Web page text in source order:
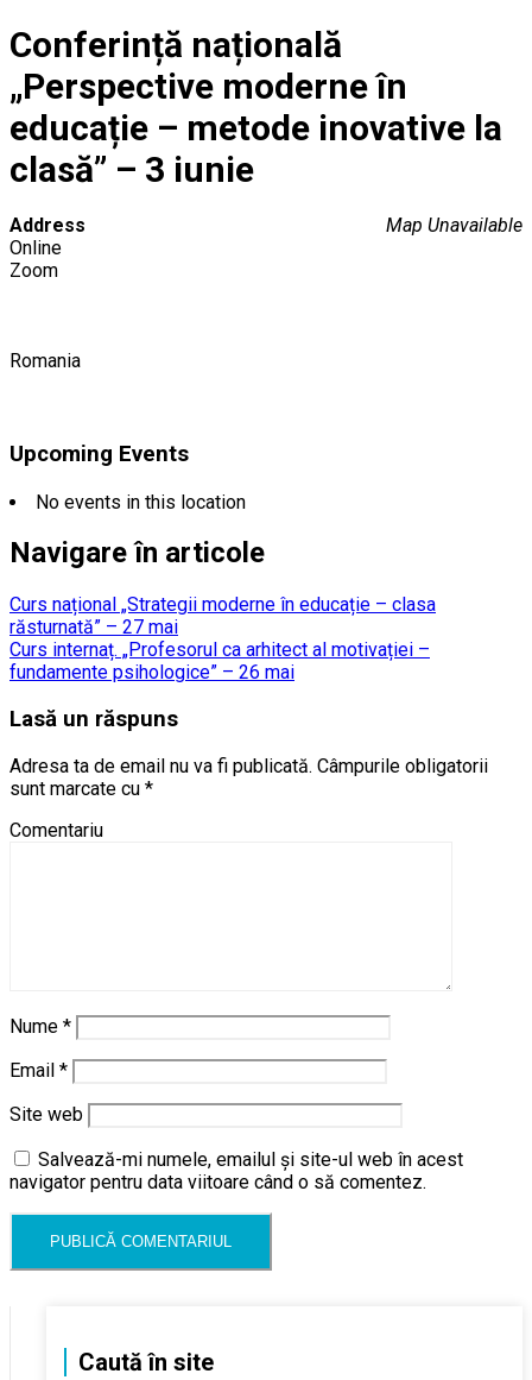
Conferință națională
„Perspective moderne în
educație – metode inovative la
clasă” – 3 iunie
Map Unavailable
Address
Online
Zoom
Romania
Upcoming Events
No events in this location
Navigare în articole
Curs național „Strategii moderne în educație – clasa
răsturnată” – 27 mai
Curs internaț. „Profesorul ca arhitect al motivației –
fundamente psihologice” – 26 mai
Lasă un răspuns
Adresa ta de email nu va fi publicată. Câmpurile obligatorii
sunt marcate cu *
Comentariu
Nume *
Email *
Site web
Salvează-mi numele, emailul și site-ul web în acest
navigator pentru data viitoare când o să comentez.
Caută în site